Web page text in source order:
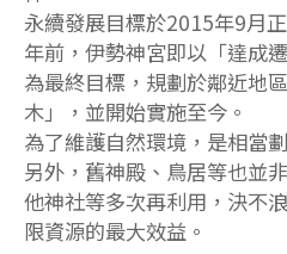
永續發展目標於2015年9月
年前，伊勢神宮即以「達成
為最終目標，規劃於鄰近地
木」，並開始實施至今。
為了維護自然環境，是相當
另外，舊神殿、鳥居等也並
他神社等多次再利用，決不
限資源的最大效益。